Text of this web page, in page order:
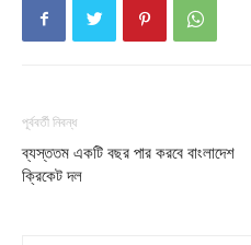
পূর্ববর্তী নিবন্ধ
ব্যস্ততম একটি বছর পার করবে বাংলাদেশ
ক্রিকেট দল